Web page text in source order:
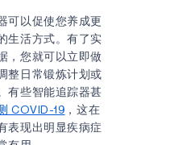
可以促使您养成更
生活方式。有了实
，您就可以立即做
整日常锻炼计划或
有些智能追踪器甚
COVID-19 ，这在
表现出明显疾病症